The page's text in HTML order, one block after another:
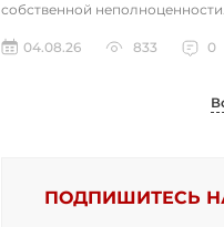
собственной
04.08.26
833 0
ПОДПИШИТЕСЬ